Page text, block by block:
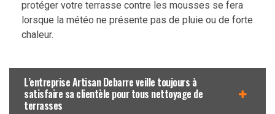
protéger votre terrasse contre les mousses se fera
lorsque la météo ne présente pas de pluie ou de forte
chaleur.
L’entreprise Artisan Debarre veille toujours à
satisfaire sa clientèle pour tous nettoyage de
terrasses